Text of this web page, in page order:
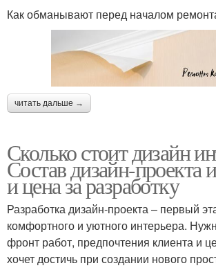
Как обманывают перед началом
читать дальше →
Сколько стоит дизайн
Состав дизайн-проекта
и цена за разработку
Разработка дизайн-проекта – первый
комфортного и уютного интерьера.
фронт работ, предпочтения клиента и
хочет достичь при создании нового